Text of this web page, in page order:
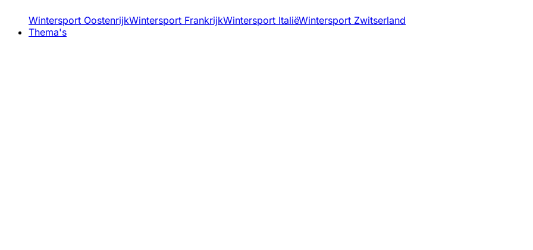
Wintersport OostenrijkWintersport FrankrijkWintersport ItaliëWintersport Zwitserland
Thema's